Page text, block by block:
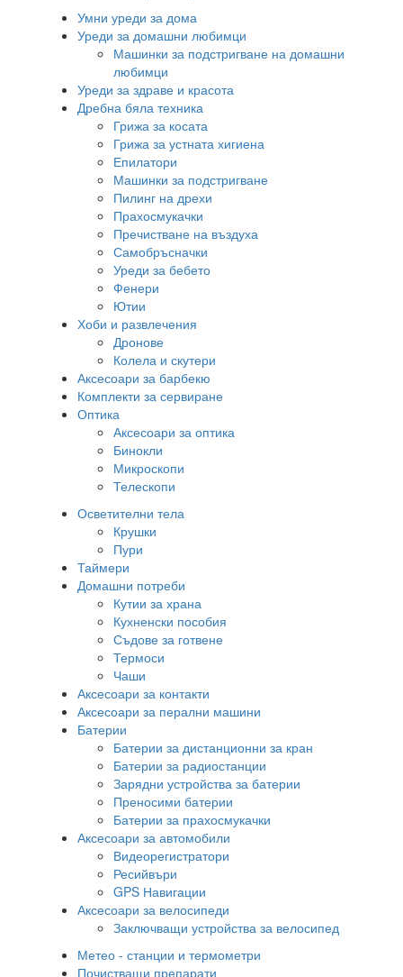
Умни уреди за дома
Уреди за домашни любимци
Машинки за подстригване на домашни
любимци
Уреди за здраве и красота
Дребна бяла техника
Грижа за косата
Грижа за устната хигиена
Епилатори
Машинки за подстригване
Пилинг на дрехи
Прахосмукачки
Пречистване на въздуха
Самобръсначки
Уреди за бебето
Фенери
Ютии
Хоби и развлечения
Дронове
Колела и скутери
Аксесоари за барбекю
Комплекти за сервиране
Оптика
Аксесоари за оптика
Бинокли
Микроскопи
Телескопи
Осветителни тела
Крушки
Пури
Таймери
Домашни потреби
Кутии за храна
Кухненски пособия
Съдове за готвене
Термоси
Чаши
Аксесоари за контакти
Аксесоари за перални машини
Батерии
Батерии за дистанционни за кран
Батерии за радиостанции
Зарядни устройства за батерии
Преносими батерии
Батерии за прахосмукачки
Аксесоари за автомобили
Видеорегистратори
Ресийвъри
GPS Навигации
Аксесоари за велосипеди
Заключващи устройства за велосипед
Метео - станции и термометри
Почистващи препарати